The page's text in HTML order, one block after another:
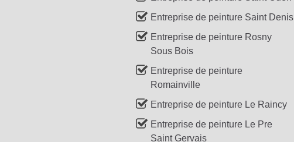
Entreprise de peinture Saint Denis
Entreprise de peinture Rosny
Sous Bois
Entreprise de peinture
Romainville
Entreprise de peinture Le Raincy
Entreprise de peinture Le Pre
Saint Gervais